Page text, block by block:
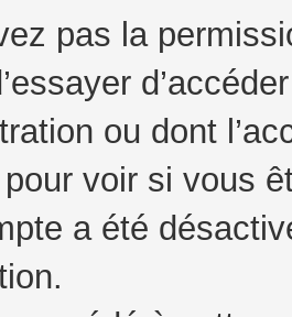
pas la
ou dont
voir si vous
a été